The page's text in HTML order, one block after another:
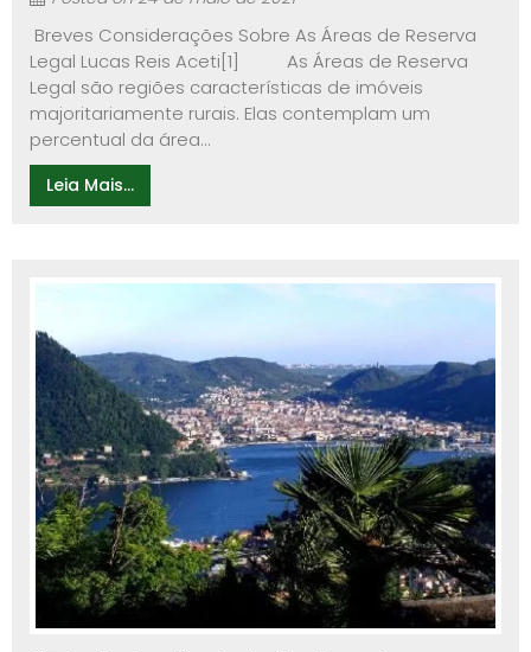
Breves Considerações Sobre As Áreas de Reserva
Legal Lucas Reis Aceti[1] As Áreas de Reserva
Legal são regiões características de imóveis
majoritariamente rurais. Elas contemplam um
percentual da área...
Leia Mais...